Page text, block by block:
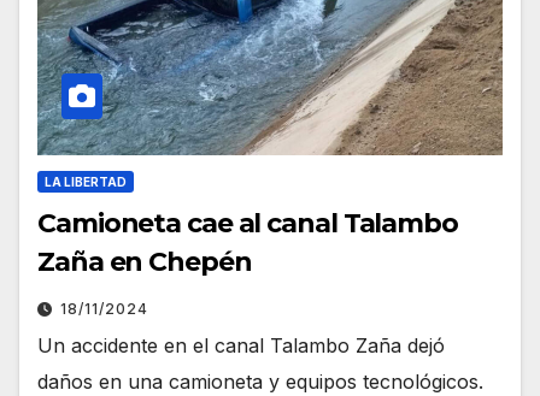
LA LIBERTAD
Camioneta cae al canal Talambo
Zaña en Chepén
18/11/2024
Un accidente en el canal Talambo Zaña dejó
daños en una camioneta y equipos tecnológicos.